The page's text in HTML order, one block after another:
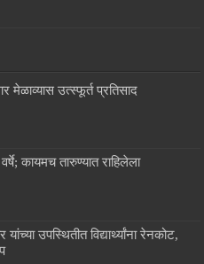
मेळाव्यास उत्स्फूर्त प्रतिसाद
कायमच तारुण्यात राहिलेला
उपस्थितीत विद्यार्थ्यांना रेनकोट,